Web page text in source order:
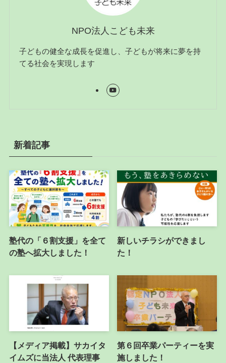
NPO法人こども未来
子どもの健全な成長を促進し、子どもが将来に夢を持
てる社会を実現します
新着記事
塾代の「６割支援」を全て
の塾へ拡大しました！
新しいチラシができまし
た！
【メディア掲載】サカイタ
イムズに当法人 代表理事
第６回卒業パーティーを実
施しました！